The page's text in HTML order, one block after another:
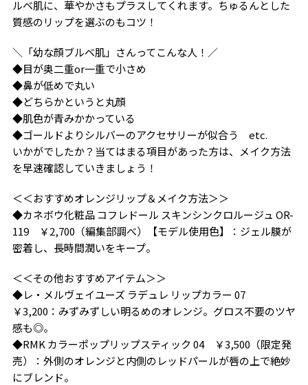
ルベ肌に、華やかさもプラスしてくれます。ちゅるんとした
質感のリップを選ぶのもコツ！
＼「幼な顔ブルベ肌」さんってこんな人！／
◆目が奥二重or一重で小さめ
◆鼻が低めで丸い
◆どちらかというと丸顔
◆肌色が青みかかっている
◆ゴールドよりシルバーのアクセサリーが似合う etc.
いかがでしたか？当てはまる項目があった方は、メイク方法
を早速確認していきましょう！
＜＜おすすめオレンジリップ＆メイク方法＞＞
◆カネボウ化粧品 コフレドール スキンシンクロルージュ OR-
119 ￥2,700（編集部調べ）【モデル使用色】：ジェル膜が
密着し、長時間潤いをキープ。
＜＜その他おすすめアイテム＞＞
◆レ・メルヴェイユーズ ラデュレ リップカラー 07
￥3,200：みずみずしい明るめのオレンジ。グロス不要のツヤ
感も◎。
◆RMK カラーポップリップスティック 04 ￥3,500（限定発
売）：外側のオレンジと内側のレッドパールが唇の上で絶妙
にブレンド。